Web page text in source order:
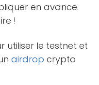
en avance.
!
utiliser le testnet et
airdrop crypto